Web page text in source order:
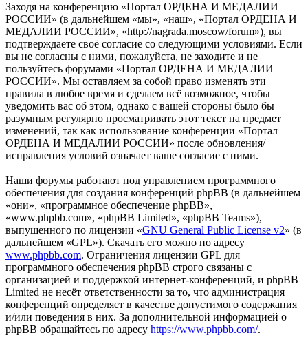
Заходя на конференцию «Портал ОРДЕНА И МЕДАЛИИ
РОССИИ» (в дальнейшем «мы», «наш», «Портал ОРДЕНА И
МЕДАЛИИ РОССИИ», «http://nagrada.moscow/forum»), вы
подтверждаете своё согласие со следующими условиями. Если
вы не согласны с ними, пожалуйста, не заходите и не
пользуйтесь форумами «Портал ОРДЕНА И МЕДАЛИИ
РОССИИ». Мы оставляем за собой право изменять эти
правила в любое время и сделаем всё возможное, чтобы
уведомить вас об этом, однако с вашей стороны было бы
разумным регулярно просматривать этот текст на предмет
изменений, так как использование конференции «Портал
ОРДЕНА И МЕДАЛИИ РОССИИ» после обновления/
исправления условий означает ваше согласие с ними.
Наши форумы работают под управлением программного
обеспечения для создания конференций phpBB (в дальнейшем
«они», «программное обеспечение phpBB»,
«www.phpbb.com», «phpBB Limited», «phpBB Teams»),
выпущенного по лицензии «GNU General Public License v2» (в
дальнейшем «GPL»). Скачать его можно по адресу
www.phpbb.com. Ограничения лицензии GPL для
программного обеспечения phpBB строго связаны с
организацией и поддержкой интернет-конференций, и phpBB
Limited не несёт ответственности за то, что администрация
конференций определяет в качестве допустимого содержания
и/или поведения в них. За дополнительной информацией о
phpBB обращайтесь по адресу https://www.phpbb.com/.